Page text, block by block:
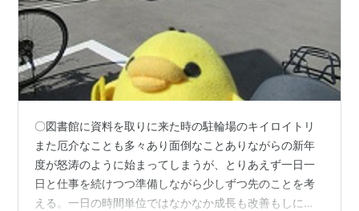
〇図書館に資料を取りに来た時の駐輪場のキイロイトリ
また厄介なことも多々あり面倒なことありながらの新年
度が怒涛のように始まってしまうが、とりあえず一日一
日と仕事を続けつつ準備しながら少しずつ先のことを考
える。一日の時間単位ではなかなか成長も改善もしにく